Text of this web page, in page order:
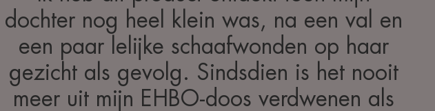
dochter nog heel klein was, na een val en
een paar lelijke schaafwonden op haar
gezicht als gevolg. Sindsdien is het nooit
meer uit mijn EHBO-doos verdwenen als